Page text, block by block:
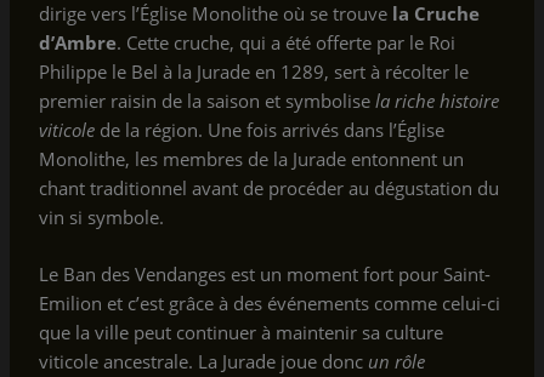
dirige vers l’Église Monolithe où se trouve la Cruche
d’Ambre. Cette cruche, qui a été offerte par le Roi
Philippe le Bel à la Jurade en 1289, sert à récolter le
premier raisin de la saison et symbolise la riche histoire
viticolede la région. Une fois arrivés dans l’Église
Monolithe, les membres de la Jurade entonnent un
chant traditionnel avant de procéder au dégustation du
vin si symbole.
Le Ban des Vendanges est un moment fort pour Saint-
Emilion et c’est grâce à des événements comme celui-ci
que la ville peut continuer à maintenir sa culture
viticole ancestrale. La Jurade joue donc un rôle